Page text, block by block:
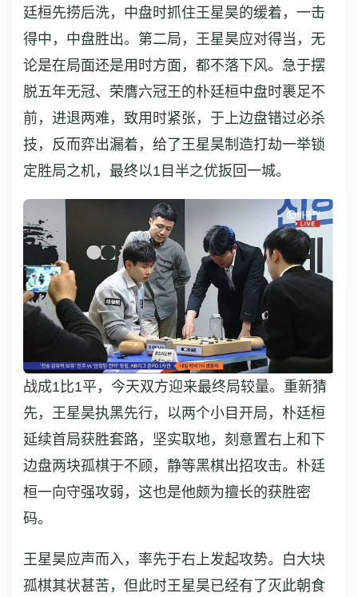
廷桓先捞后洗，中盘时抓住王星昊的缓着，一击
得中，中盘胜出。第二局，王星昊应对得当，无
论是在局面还是用时方面，都不落下风。急于摆
脱五年无冠、荣膺六冠王的朴廷桓中盘时裹足不
前，进退两难，致用时紧张，于上边盘错过必杀
技，反而弈出漏着，给了王星昊制造打劫一举锁
定胜局之机，最终以1目半之优扳回一城。
战成1比1平，今天双方迎来最终局较量。重新猜
先，王星昊执黑先行，以两个小目开局，朴廷桓
延续首局获胜套路，坚实取地，刻意置右上和下
边盘两块孤棋于不顾，静等黑棋出招攻击。朴廷
桓一向守强攻弱，这也是他颇为擅长的获胜密
码。
王星昊应声而入，率先于右上发起攻势。白大块
孤棋其状甚苦，但此时王星昊已经有了灭此朝食